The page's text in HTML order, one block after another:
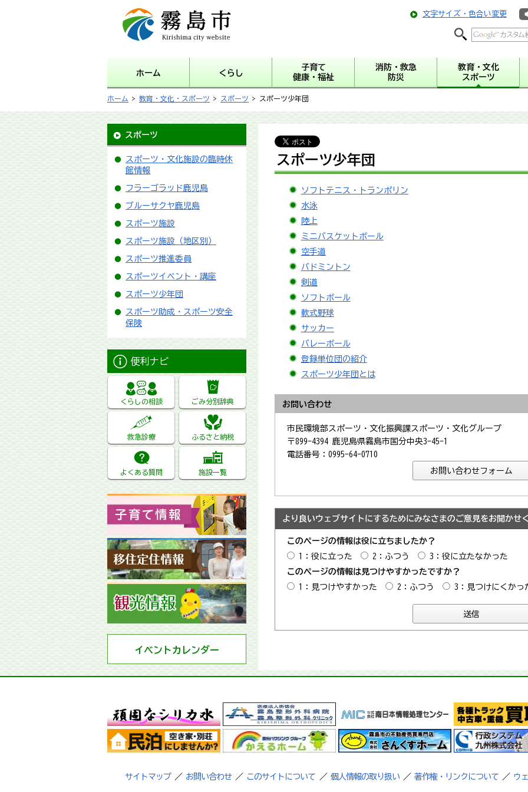
霧島市 Kirishima city
website
文字サイズ・色合い変更
ホーム くらし
子育て
健康・福祉
消防・救急
防災
教育・文化
スポーツ
ホーム > 教育・文化・スポーツ > スポーツ > スポーツ少年団
スポーツ
スポーツ・文化施設の臨時休
館情報
フラーゴラッド鹿児島
ブルーサクヤ鹿児島
スポーツ施設
スポーツ施設（地区別）
スポーツ推進委員
スポーツイベント・講座
スポーツ少年団
スポーツ助成・スポーツ安全
保険
便利ナビ
くらしの相談 ごみ分別辞典
救急診療 ふるさと納税
よくある質問 施設一覧
イベントカレンダー
スポーツ少年団
ソフトテニス・トランポリン
水泳
陸上
ミニバスケットボール
空手道
バドミントン
剣道
ソフトボール
軟式野球
サッカー
バレーボール
登録単位団の紹介
スポーツ少年団とは
お問い合わせ
市民環境部スポーツ・文化振興課スポーツ・文化グループ
〒899-4394 鹿児島県霧島市国分中央3-45-1
電話番号：0995-64-0710
より良いウェブサイトにするためにみなさまのご意見をお聞かせ
このページの情報は役に立ちましたか？
1：役に立った
2：ふつう
3：役に立たなかった
このページの情報は見つけやすかったですか？
1：見つけやすかった
2：ふつう 3：見つけにくかっ
サイトマップ ／ お問い合わせ ／ このサイトについて ／ 個人情報の取り扱い ／ 著作権・リンクについて ／ ウ